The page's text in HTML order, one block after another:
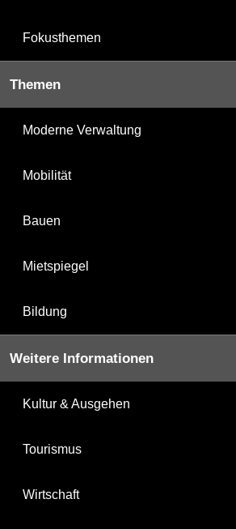
Fokusthemen
Themen
Moderne Verwaltung
Mobilität
Bauen
Mietspiegel
Bildung
Weitere Informationen
Kultur & Ausgehen
Tourismus
Wirtschaft